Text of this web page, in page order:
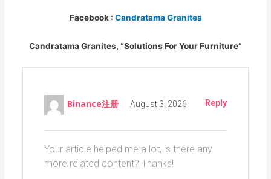
Facebook : Candratama Granites
Candratama Granites, “Solutions For Your Furniture”
Binance注册 August 3, 2026 Reply
Your article helped me a lot, is there any
more related content? Thanks!